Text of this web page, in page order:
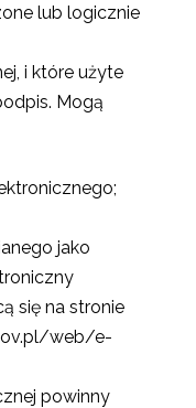
lub logicznie
i które użyte
Mogą
jako
się na stronie
web/e-
powinny